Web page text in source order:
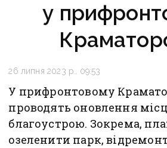
у
26 липня 2023 р., 09:53
У прифронтовому
проводять оновлення
благоустрою. Зокрема,
озеленити парк,